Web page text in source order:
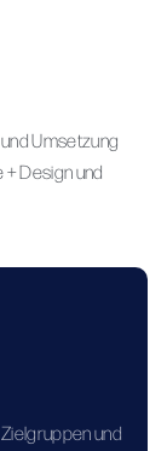
Umsetzung
Design und
und